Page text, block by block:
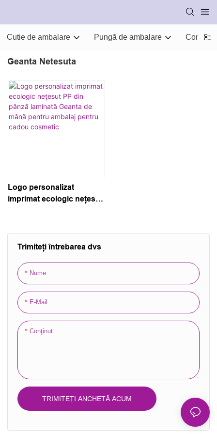
Cutie de ambalare Pungă de ambalare
Geanta Netesuta
Trimiteți întrebarea dvs
Nume
E-Mail
Conţinut
TRIMITEȚI ANCHETĂ ACUM
Logo personalizat
imprimat ecologic nețesut
ambalaj pentru cadou
cosmetic